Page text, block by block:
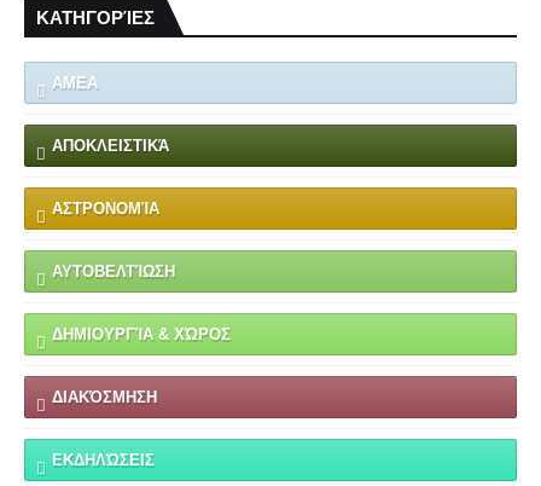
ΚΑΤΗΓΟΡΊΕΣ
ΑΜΕΑ
ΑΠΟΚΛΕΙΣΤΙΚΆ
ΑΣΤΡΟΝΟΜΊΑ
ΑΥΤΟΒΕΛΤΊΩΣΗ
ΔΗΜΙΟΥΡΓΊΑ & ΧΏΡΟΣ
ΔΙΑΚΌΣΜΗΣΗ
ΕΚΔΗΛΏΣΕΙΣ